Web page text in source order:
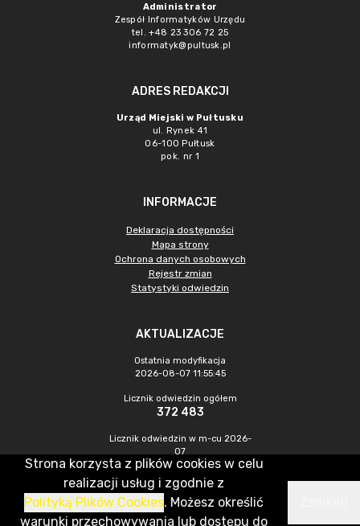
Administrator
Zespół Informatyków Urzędu
tel. +48 23 306 72 25
informatyk@pultusk.pl
ADRES REDAKCJI
Urząd Miejski w Pułtusku
ul. Rynek 41
06-100 Pułtusk
pok. nr 1
INFORMACJE
Deklaracja dostępności
Mapa strony
Ochrona danych osobowych
Rejestr zmian
Statystyki odwiedzin
AKTUALIZACJE
Ostatnia modyfikacja
2026-08-07 11:55:45
Licznik odwiedzin ogółem
372 483
Licznik odwiedzin w m-cu 2026-
07
1 187
CMS & Hosting: Nefeni Sp. z o.o.
Strona korzysta z plików cookies w celu
realizacji usług i zgodnie z
Polityką Plików Cookies. Możesz określić
warunki przechowywania lub dostępu do